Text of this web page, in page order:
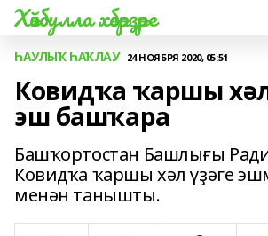
Хәйбулла хәбәрҙәре
ҺАУЛЫҠ ҺАҠЛАУ 24 НОЯБРЯ 2020, 05:51
Ковидҡа ҡаршы
эш башҡара
Башҡортостан Башлығы
Ковидҡа ҡаршы хәл үҙәге
менән танышты.